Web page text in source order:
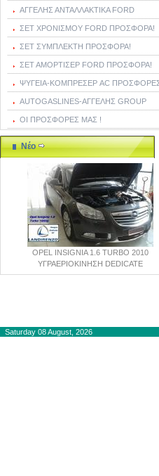
ΑΓΓΕΛΗΣ ΑΝΤΑΛΛΑΚΤΙΚΑ FORD
ΣΕΤ ΧΡΟΝΙΣΜΟΥ FORD ΠΡΟΣΦΟΡΑ!
ΣΕΤ ΣΥΜΠΛΕΚΤΗ ΠΡΟΣΦΟΡΑ!
ΣΕΤ ΑΜΟΡΤΙΣΕΡ FORD ΠΡΟΣΦΟΡΑ!
ΨΥΓΕΙΑ-ΚΟΜΠΡΕΣΕΡ AC
AUTOGASLINES-ΑΓΓΕΛΗΣ GROUP
ΟΙ ΠΡΟΣΦΟΡΕΣ ΜΑΣ !
Νέο
OPEL INSIGNIA 1.6 TURBO 2010
ΥΓΡΑΕΡΙΟΚΙΝΗΣΗ DEDICATE
Saturday 08 August, 2026